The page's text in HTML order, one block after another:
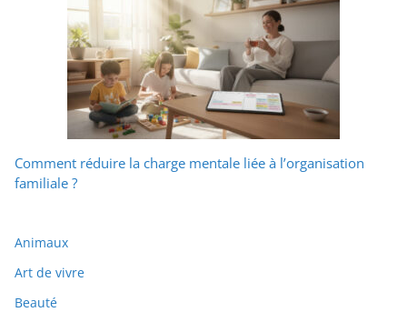
Comment réduire la charge mentale liée à l’organisation
familiale ?
Animaux
Art de vivre
Beauté